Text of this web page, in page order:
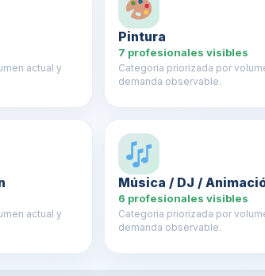
actual y
Pintura
7 profesionales visibles
Categoria priorizada por
demanda observable.
actual y
Música / DJ /
6 profesionales visibles
Categoria priorizada por
demanda observable.